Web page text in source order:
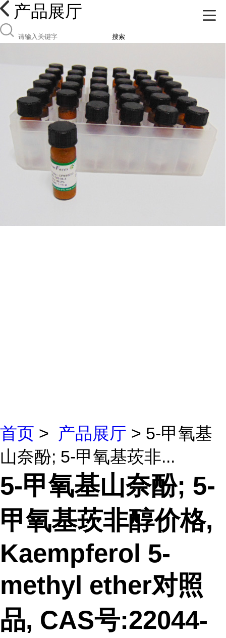
产品展厅
搜索
首页 > 产品展厅 > 5-甲氧基
山奈酚; 5-甲氧基莰非...
5-甲氧基山奈酚; 5-
甲氧基莰非醇价格,
Kaempferol 5-
methyl ether对照
品, CAS号:22044-